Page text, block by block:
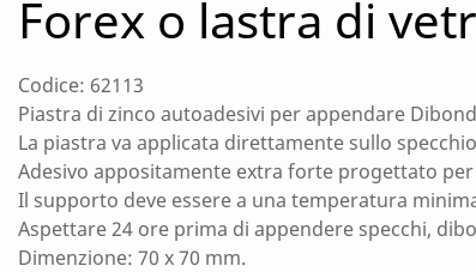
Forex o lastra di
Codice: 62113
Piastra di zinco autoadesivi per appendare
La piastra va applicata direttamente sullo
Adesivo appositamente extra forte progettato
Il supporto deve essere a una temperatura
Aspettare 24 ore prima di appendere specchi,
Dimenzione: 70 x 70 mm.